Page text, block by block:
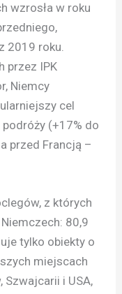
wzrosła w roku
2019 roku.
przez IPK
Niemcy
cel
(+17% do
przed Francją –
z których
80,9
tylko obiekty o
miejscach
Szwajcarii i USA,